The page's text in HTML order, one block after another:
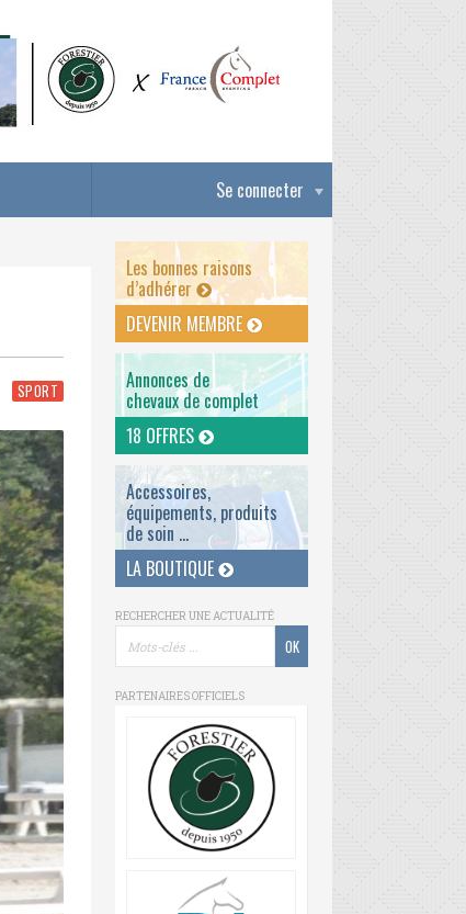
Se connecter
SPORT
Les bonnes raisons
d’adhérer
DEVENIR MEMBRE
Annonces de
chevaux de complet
18 OFFRES
Accessoires,
équipements, produits
de soin ...
LA BOUTIQUE
RECHERCHER UNE ACTUALITÉ
PARTENAIRES OFFICIELS